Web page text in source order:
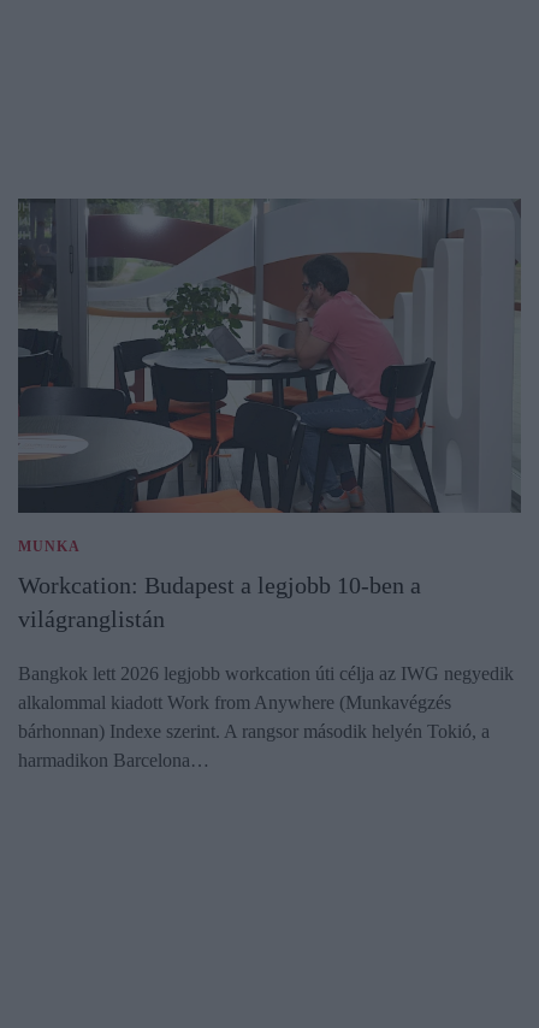
MUNKA
Workcation: Budapest a legjobb 10-ben a
világranglistán
Bangkok lett 2026 legjobb workcation úti célja az IWG negyedik
alkalommal kiadott Work from Anywhere (Munkavégzés
bárhonnan) Indexe szerint. A rangsor második helyén Tokió, a
harmadikon Barcelona…